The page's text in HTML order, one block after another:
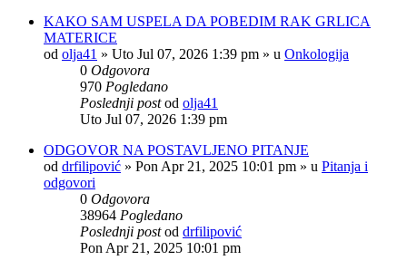
KAKO SAM USPELA DA POBEDIM RAK GRLICA
MATERICE
od olja41 » Uto Jul 07, 2026 1:39 pm » u Onkologija
0 Odgovora
970 Pogledano
Poslednji postod olja41
Uto Jul 07, 2026 1:39 pm
ODGOVOR NA POSTAVLJENO PITANJE
od drfilipović » Pon Apr 21, 2025 10:01 pm » u Pitanja i
odgovori
0 Odgovora
38964 Pogledano
Poslednji postod drfilipović
Pon Apr 21, 2025 10:01 pm